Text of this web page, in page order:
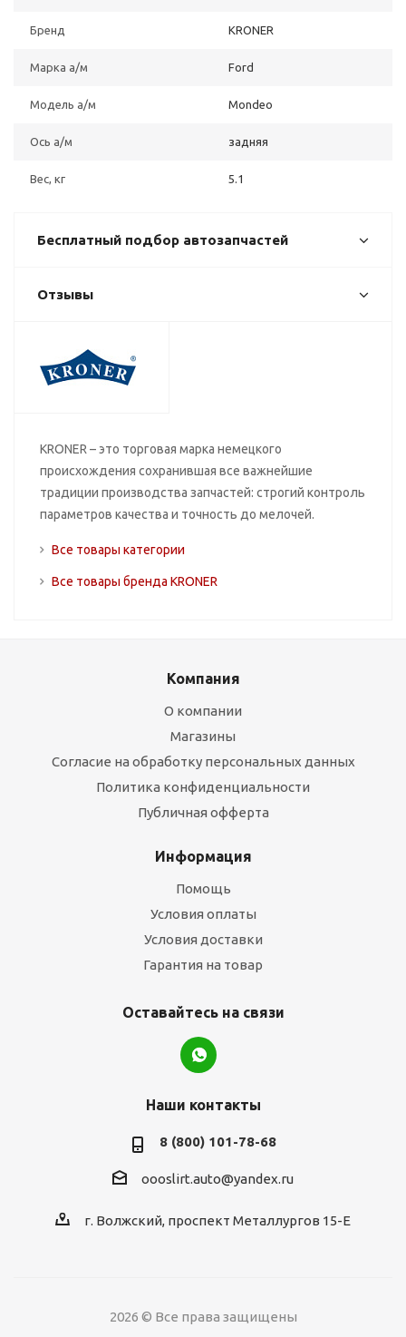
Бренд KRONER
Марка а/м Ford
Модель а/м Mondeo
Ось а/м задняя
Вес, кг 5.1
Бесплатный подбор автозапчастей
Отзывы
KRONER – это торговая марка немецкого
происхождения сохранившая все важнейшие
традиции производства запчастей: строгий контроль
параметров качества и точность до мелочей.
Все товары категории
Все товары бренда KRONER
Компания
О компании
Магазины
Согласие на обработку персональных данных
Политика конфиденциальности
Публичная офферта
Информация
Помощь
Условия оплаты
Условия доставки
Гарантия на товар
Оставайтесь на связи
Наши контакты
8 (800) 101-78-68
oooslirt.auto@yandex.ru
г. Волжский, проспект Металлургов 15-Е
2026 © Все права защищены